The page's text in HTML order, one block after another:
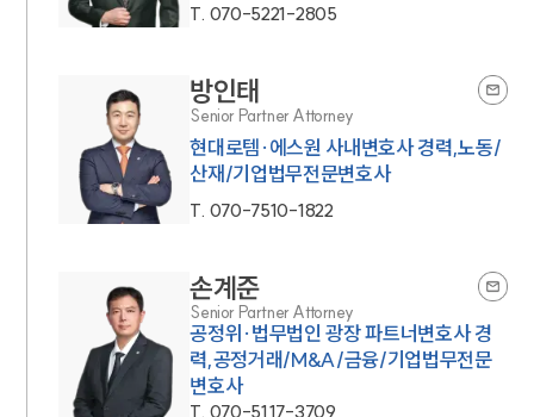
T. 070-5221-2805
방인태
Senior Partner Attorney
현대로템·에스원 사내변호사 경력,노동/
산재/기업법무전문변호사
T. 070-7510-1822
손계준
Senior Partner Attorney
공정위·법무법인 광장 파트너변호사 경
력,공정거래/M&A/금융/기업법무전문
변호사
T. 070-5117-3709